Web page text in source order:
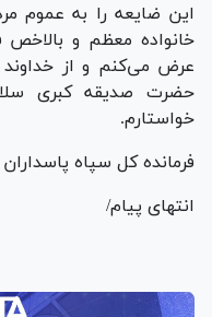
این ضایعه را به عموم
خانواده معظم و بالاخص
عرض می‌کنم و از
حضرت صدیقه کبری
خواستارم.
فرمانده کل سپاه
انتهای پیام/